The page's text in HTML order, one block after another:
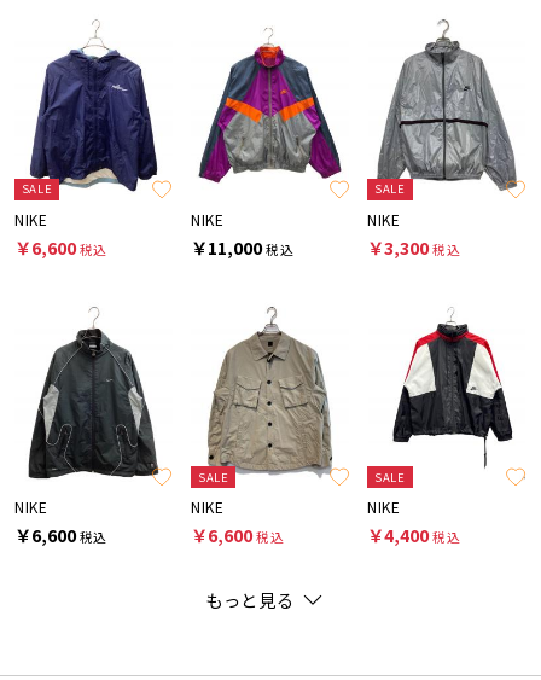
SALE
NIKE
￥6,600税込
NIKE
￥11,000税込
SALE
NIKE
￥3,300税込
NIKE
￥6,600税込
SALE
NIKE
￥6,600税込
SALE
NIKE
￥4,400税込
もっと見る